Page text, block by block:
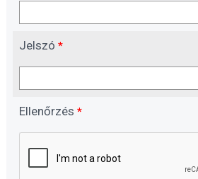
Jelszó *
Ellenőrzés *